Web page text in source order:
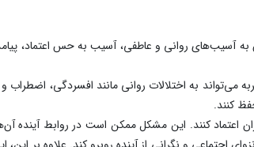
آسیب‌های روانی و عاطفی، آسیب به حس اعتماد،
به اختلالات روانی مانند افسردگی، اضطراب
کنند.
اعتماد کنند. این مشکل ممکن است در روابط آینده